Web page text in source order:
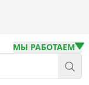
МЫ РАБОТАЕМ